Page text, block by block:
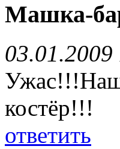
Машка-
костёр!!!
ответить